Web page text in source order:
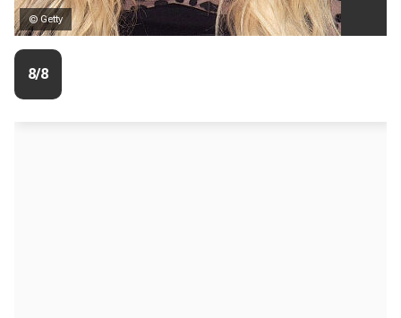
© Getty
8/8